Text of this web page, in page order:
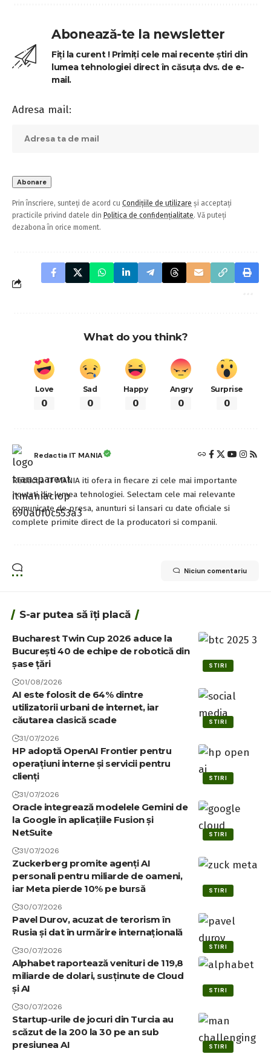
Abonează-te la newsletter
Fiți la curent ! Primiți cele mai recente știri din
lumea tehnologiei direct în căsuța dvs. de e-
mail.
Adresa mail:
Prin înscriere, sunteți de acord cu Condițiile de utilizare și acceptați
practicile privind datele din Politica de confidențialitate. Vă puteți
dezabona în orice moment.
What do you think?
Love
0
Sad
0
Happy
0
Angry
0
Surprise
0
Redactia IT MANIA
Redactia IT MANIA iti ofera in fiecare zi cele mai importante
noutati din lumea tehnologiei. Selectam cele mai relevante
comunicate de presa, anunturi si lansari cu date oficiale si
complete primite direct de la producatori si companii.
Niciun comentariu
S-ar putea să îți placă
STIRI
Bucharest Twin Cup 2026 aduce la
București 40 de echipe de robotică din
șase țări
01/08/2026
STIRI
AI este folosit de 64% dintre
utilizatorii urbani de internet, iar
căutarea clasică scade
31/07/2026
STIRI
HP adoptă OpenAI Frontier pentru
operațiuni interne și servicii pentru
clienți
31/07/2026
STIRI
Oracle integrează modelele Gemini de
la Google în aplicațiile Fusion și
NetSuite
31/07/2026
STIRI
Zuckerberg promite agenți AI
personali pentru miliarde de oameni,
iar Meta pierde 10% pe bursă
30/07/2026
STIRI
Pavel Durov, acuzat de terorism în
Rusia și dat în urmărire internațională
30/07/2026
STIRI
Alphabet raportează venituri de 119,8
miliarde de dolari, susținute de Cloud
și AI
30/07/2026
STIRI
Startup-urile de jocuri din Turcia au
scăzut de la 200 la 30 pe an sub
presiunea AI